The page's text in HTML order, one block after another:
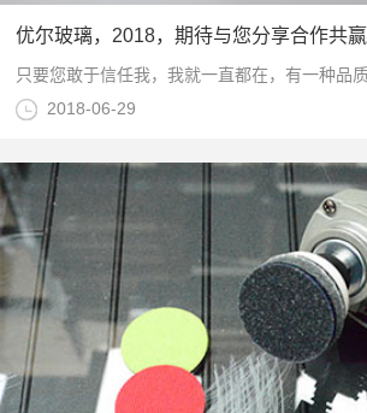
优尔玻璃，2018，期待与您分享合作共赢
2018-06-29